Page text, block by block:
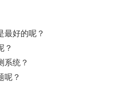
最好的呢？
？
系统？
呢？